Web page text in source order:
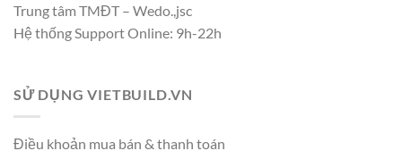
Trung tâm TMĐT – Wedo.,jsc
Hệ thống Support Online: 9h-22h
SỬ DỤNG VIETBUILD.VN
Điều khoản mua bán & thanh toán